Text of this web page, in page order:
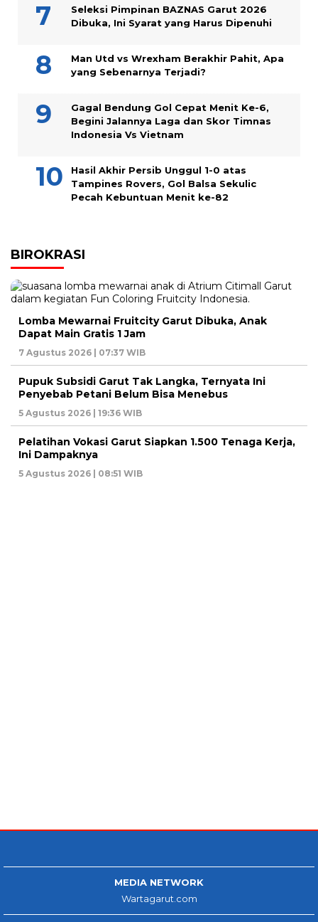
Seleksi Pimpinan BAZNAS Garut 2026
Dibuka, Ini Syarat yang Harus Dipenuhi
Man Utd vs Wrexham Berakhir Pahit, Apa
yang Sebenarnya Terjadi?
Gagal Bendung Gol Cepat Menit Ke-6,
Begini Jalannya Laga dan Skor Timnas
Indonesia Vs Vietnam
Hasil Akhir Persib Unggul 1-0 atas
Tampines Rovers, Gol Balsa Sekulic
Pecah Kebuntuan Menit ke-82
BIROKRASI
Lomba Mewarnai Fruitcity Garut Dibuka, Anak
Dapat Main Gratis 1 Jam
7 Agustus 2026 | 07:37 WIB
Pupuk Subsidi Garut Tak Langka, Ternyata Ini
Penyebab Petani Belum Bisa Menebus
5 Agustus 2026 | 19:36 WIB
Pelatihan Vokasi Garut Siapkan 1.500 Tenaga Kerja,
Ini Dampaknya
5 Agustus 2026 | 08:51 WIB
MEDIA NETWORK
Wartagarut.com